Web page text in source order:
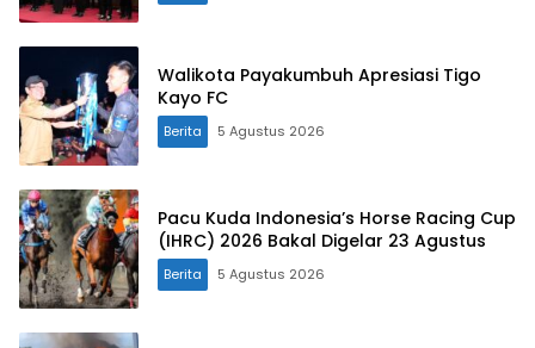
Walikota Payakumbuh Apresiasi Tigo
Kayo FC
Berita 5 Agustus 2026
Pacu Kuda Indonesia’s Horse Racing Cup
(IHRC) 2026 Bakal Digelar 23 Agustus
Berita 5 Agustus 2026